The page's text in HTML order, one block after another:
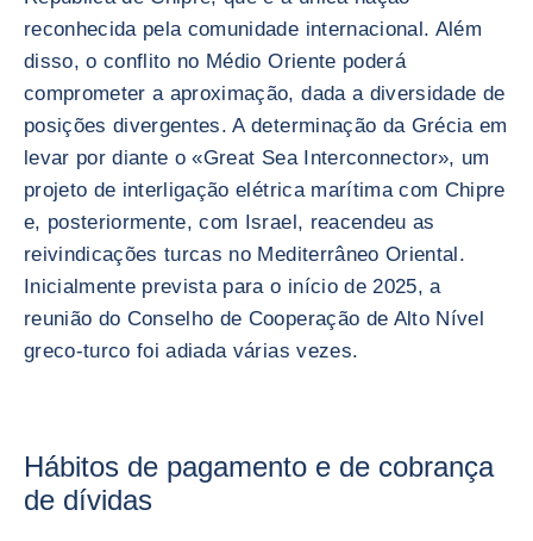
reconhecida pela comunidade internacional. Além
disso, o conflito no Médio Oriente poderá
comprometer a aproximação, dada a diversidade de
posições divergentes. A determinação da Grécia em
levar por diante o «Great Sea Interconnector», um
projeto de interligação elétrica marítima com Chipre
e, posteriormente, com Israel, reacendeu as
reivindicações turcas no Mediterrâneo Oriental.
Inicialmente prevista para o início de 2025, a
reunião do Conselho de Cooperação de Alto Nível
greco-turco foi adiada várias vezes.
Hábitos de pagamento e de cobrança
de dívidas